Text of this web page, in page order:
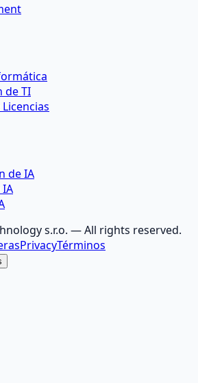
de TI
de IA
s.r.o. — All rights reserved.
PrivacyTérminos